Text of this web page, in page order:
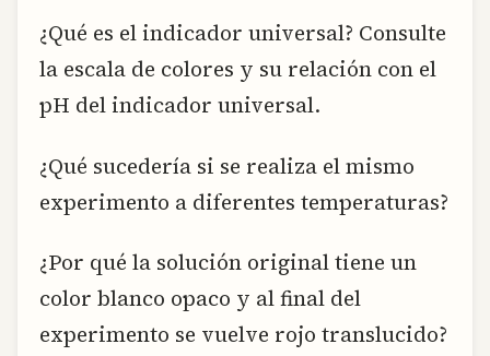
¿Qué es el indicador universal? Consulte
la escala de colores y su relación con el
pH del indicador universal.
¿Qué sucedería si se realiza el mismo
experimento a diferentes temperaturas?
¿Por qué la solución original tiene un
color blanco opaco y al final del
experimento se vuelve rojo translucido?